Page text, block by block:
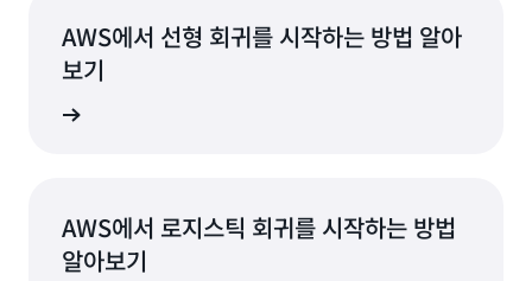
AWS에서 선형 회귀를 시작하는 방법 알아
보기
AWS에서 로지스틱 회귀를 시작하는 방법
알아보기